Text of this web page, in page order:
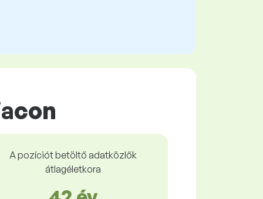
A pozíciót betöltő adatközlők
átlagéletkora